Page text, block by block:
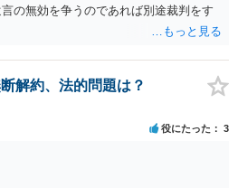
の無効を争うのであれば別途裁判をす
解約、法的問題は？
役にたった 3